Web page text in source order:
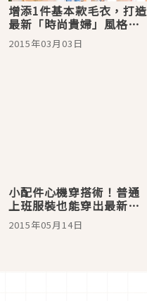
增添1件基本款毛衣，打造
最新「時尚貴婦」風格的
訣竅
2015年03月03日
小配件心機穿搭術！普通
上班服裝也能穿出最新時
尚風潮！
2015年05月14日